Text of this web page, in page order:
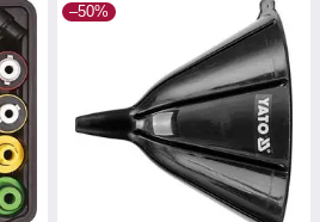
–50%